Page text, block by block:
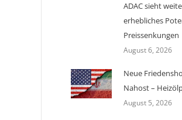
ADAC sieht
erhebliches
Preissenkungen
August 6, 2026
Neue
Nahost –
August 5, 2026